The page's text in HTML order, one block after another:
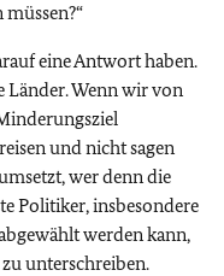
eine Antwort haben.
Länder. Wenn wir von
und nicht sagen
wer denn die
Politiker, insbesondere
werden kann,
unterschreiben.